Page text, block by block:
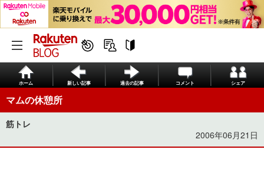
ホーム 新しい記事 過去の記事 コメント シェア
マムの休憩所
筋トレ
2006年06月21日